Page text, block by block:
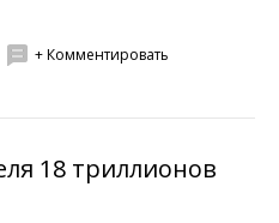
+ Комментировать
18 триллионов